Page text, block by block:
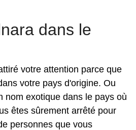
dans le
votre attention parce que
votre pays d'origine. Ou
nom exotique dans le pays où
êtes sûrement arrêté pour
personnes que vous